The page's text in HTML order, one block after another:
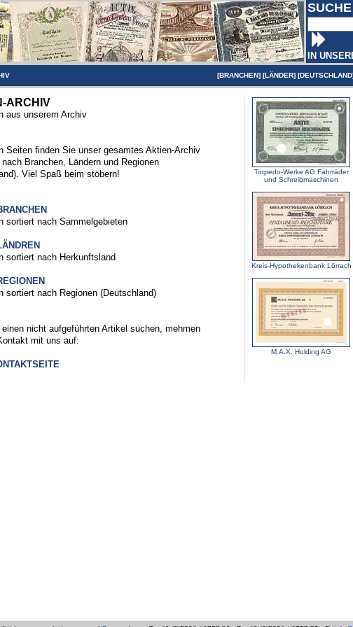
SUCHE
IN
[BRANCHEN] [LÄNDER] [DEUTSCHLAND
ARCHIV
aus unserem Archiv
Seiten finden Sie unser gesamtes Aktien-Archiv
Branchen, Ländern und Regionen
Viel Spaß beim stöbern!
sortiert nach Sammelgebieten
sortiert nach Herkunftsland
sortiert nach Regionen (Deutschland)
nicht aufgeführten Artikel suchen, mehmen
mit uns auf:
Torpedo-Werke AG Fahrräder
und Schreibmaschinen
Kreis-Hypothekenbank Lörrach
M.A.X. Holding AG